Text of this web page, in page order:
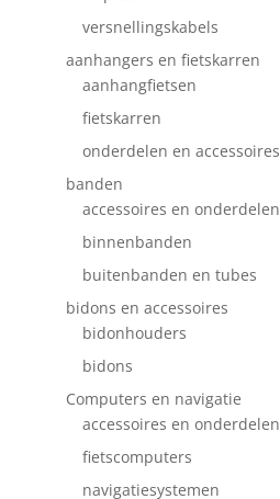
versnellingskabels
aanhangers en fietskarren
aanhangfietsen
fietskarren
onderdelen en accessoires
banden
accessoires en onderdelen
binnenbanden
buitenbanden en tubes
bidons en accessoires
bidonhouders
bidons
Computers en navigatie
accessoires en onderdelen
fietscomputers
navigatiesystemen